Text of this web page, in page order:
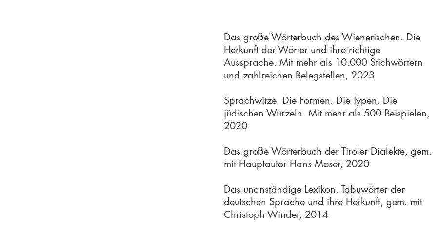
Das große Wörterbuch des Wienerischen. Die
Herkunft der Wörter und ihre richtige
Aussprache. Mit mehr als 10.000 Stichwörtern
und zahlreichen Belegstellen, 2023
Sprachwitze. Die Formen. Die Typen. Die
jüdischen Wurzeln. Mit mehr als 500 Beispielen,
2020
Das große Wörterbuch der Tiroler Dialekte, gem.
mit Hauptautor Hans Moser, 2020
Das unanständige Lexikon. Tabuwörter der
deutschen Sprache und ihre Herkunft, gem. mit
Christoph Winder, 2014